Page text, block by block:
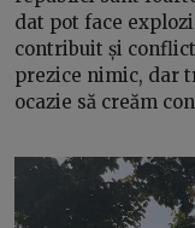
dat pot face
contribuit și
prezice nimic, dar
ocazie să creăm